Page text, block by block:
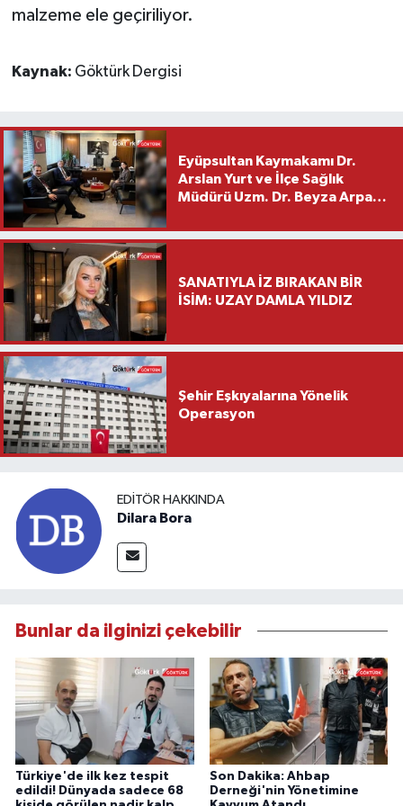
malzeme ele geçiriliyor.
Kaynak: Göktürk Dergisi
Eyüpsultan Kaymakamı Dr.
Arslan Yurt ve İlçe Sağlık
Müdürü Uzm. Dr. Beyza Arpacı
Ziyareti
SANATIYLA İZ BIRAKAN BİR
İSİM: UZAY DAMLA YILDIZ
Şehir Eşkıyalarına Yönelik
Operasyon
EDITÖR HAKKINDA
Dilara Bora
Bunlar da ilginizi çekebilir
Türkiye'de ilk kez tespit
edildi! Dünyada sadece 68
Son Dakika: Ahbap
Derneği'nin Yönetimine